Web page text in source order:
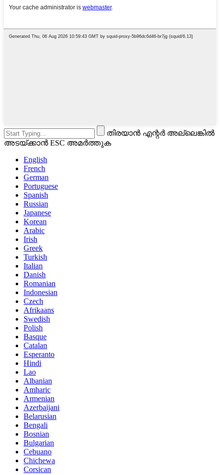
തിരയാൻ എന്റർ അല്ലെങ്കിൽ
അടയ്ക്കാൻ ESC അമർത്തുക
English
French
German
Portuguese
Spanish
Russian
Japanese
Korean
Arabic
Irish
Greek
Turkish
Italian
Danish
Romanian
Indonesian
Czech
Afrikaans
Swedish
Polish
Basque
Catalan
Esperanto
Hindi
Lao
Albanian
Amharic
Armenian
Azerbaijani
Belarusian
Bengali
Bosnian
Bulgarian
Cebuano
Chichewa
Corsican